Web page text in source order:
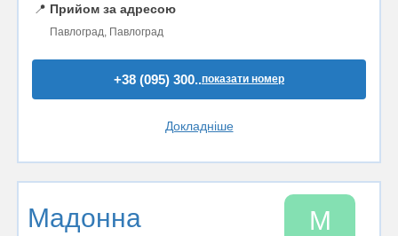
📍 Прийом за адресою
Павлоград, Павлоград
+38 (095) 300..показати номер
Докладніше
Мадонна М